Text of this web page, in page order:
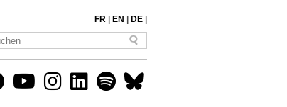
FR EN DE